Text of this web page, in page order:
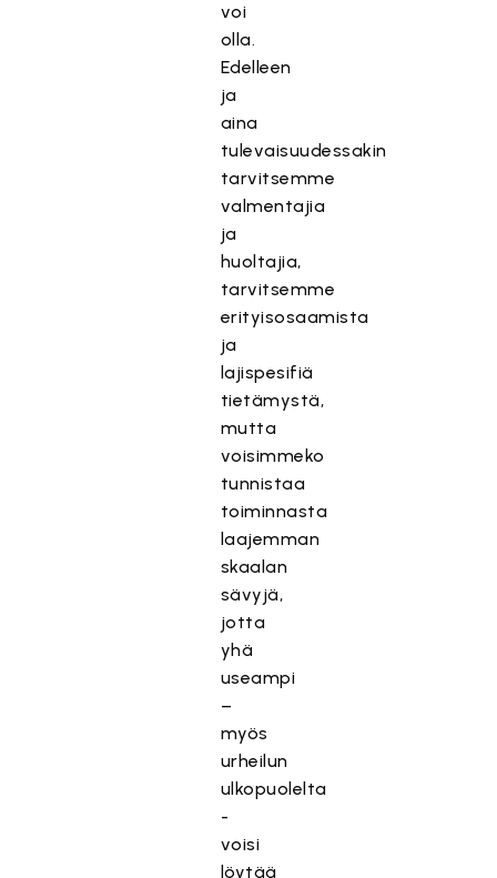
voi
olla.
Edelleen
ja
aina
tulevaisuudessakin
tarvitsemme
valmentajia
ja
huoltajia,
tarvitsemme
erityisosaamista
ja
lajispesifiä
tietämystä,
mutta
voisimmeko
tunnistaa
toiminnasta
laajemman
skaalan
sävyjä,
jotta
yhä
useampi
–
myös
urheilun
ulkopuolelta
-
voisi
löytää